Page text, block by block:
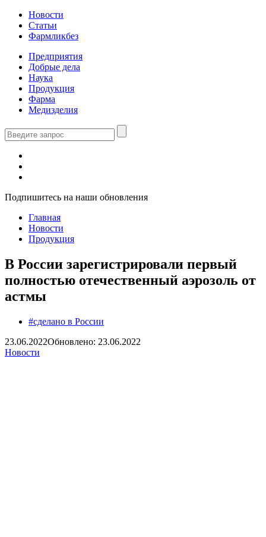
Новости
Статьи
Фармликбез
Предприятия
Добрые дела
Наука
Продукция
Фарма
Медизделия
Подпишитесь на наши обновления
Главная
Новости
Продукция
В России зарегистрировали первый
полностью отечественный аэрозоль от
астмы
#сделано в России
23.06.2022Обновлено: 23.06.2022
Новости